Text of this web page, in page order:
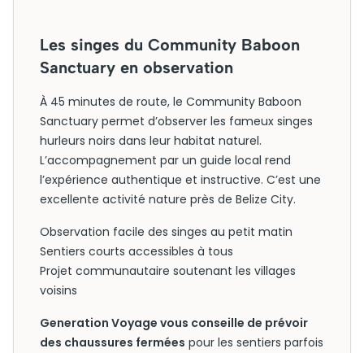
Les singes du Community Baboon
Sanctuary en observation
À 45 minutes de route, le Community Baboon
Sanctuary permet d’observer les fameux singes
hurleurs noirs dans leur habitat naturel.
L’accompagnement par un guide local rend
l’expérience authentique et instructive. C’est une
excellente activité nature près de Belize City.
Observation facile des singes au petit matin
Sentiers courts accessibles à tous
Projet communautaire soutenant les villages
voisins
Generation Voyage vous conseille de prévoir
des chaussures fermées pour les sentiers parfois